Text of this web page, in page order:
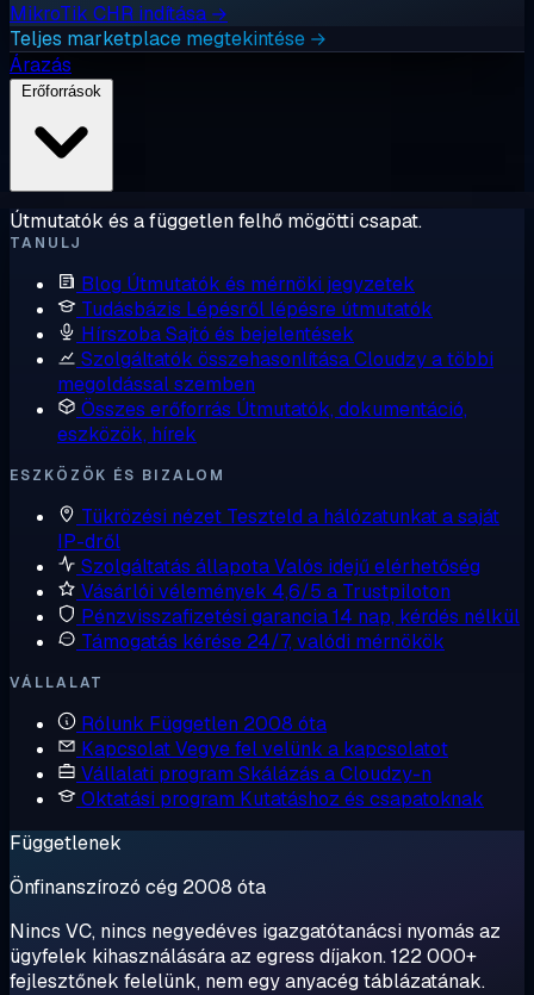
MikroTik CHR indítása →
Teljes marketplace megtekintése →
Árazás
Útmutatók és a független felhő mögötti csapat.
TANULJ
Blog Útmutatók és mérnöki jegyzetek
Tudásbázis Lépésről lépésre útmutatók
HírszobaSajtó és bejelentések
Szolgáltatók összehasonlításaCloudzy a többi
megoldással szemben
Összes erőforrás Útmutatók, dokumentáció,
eszközök, hírek
ESZKÖZÖK ÉS BIZALOM
Tükrözési nézet Teszteld a hálózatunkat a saját
IP-dről
Szolgáltatás állapotaValós idejű elérhetőség
Vásárlói vélemények 4,6/5 a Trustpiloton
Pénzvisszafizetési garancia14 nap, kérdés nélkül
Támogatás kérése 24/7, valódi mérnökök
VÁLLALAT
Rólunk Független 2008 óta
KapcsolatVegye fel velünk a kapcsolatot
Vállalati program Skálázás a Cloudzy-n
Oktatási program Kutatáshoz és csapatoknak
Függetlenek
Önfinanszírozó cég 2008 óta
Nincs VC, nincs negyedéves igazgatótanácsi nyomás az
ügyfelek kihasználására az egress díjakon. 122 000+
fejlesztőnek felelünk, nem egy anyacég táblázatának.